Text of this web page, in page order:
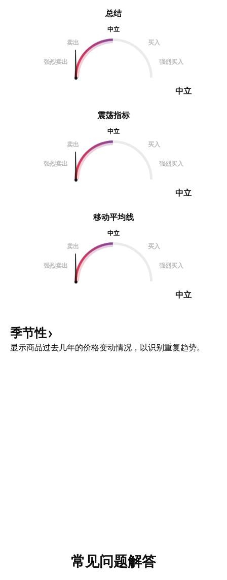
震荡指标
中立
卖出
买入
强烈卖出 强烈买入
中立
总结
中立
卖出
买入
强烈卖出 强烈买入
中立
移动平均线
中立
卖出
买入
强烈卖出 强烈买入
中立
季节性
显示商品过去几年的价格变动情况，以识别重复趋势。
常见问题解答